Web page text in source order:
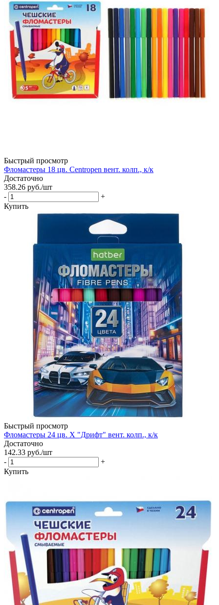
Быстрый просмотр
Фломастеры 18 цв. Centropen вент. колп., к/к
Достаточно
358.26 руб./шт
-
+
Купить
Быстрый просмотр
Фломастеры 24 цв. Х "Дрифт" вент. колп., к/к
Достаточно
142.33 руб./шт
-
+
Купить